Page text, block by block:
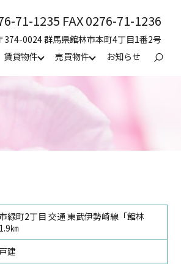
賃貸物件 売買物件 お知らせ search
71-1235 FAX 0276-71-1236
374-0024 群馬県館林市本町4丁目1番2号
緑町2丁目 交通 東武伊勢崎線「館林
㎞
建